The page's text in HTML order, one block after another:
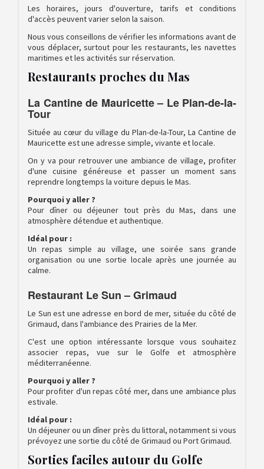
Les horaires, jours d'ouverture, tarifs et conditions
d'accès peuvent varier selon la saison.
Nous vous conseillons de vérifier les informations avant de
vous déplacer, surtout pour les restaurants, les navettes
maritimes et les activités sur réservation.
Restaurants proches du Mas
La Cantine de Mauricette – Le Plan-de-la-
Tour
Située au cœur du village du Plan-de-la-Tour, La Cantine de
Mauricette est une adresse simple, vivante et locale.
On y va pour retrouver une ambiance de village, profiter
d'une cuisine généreuse et passer un moment sans
reprendre longtemps la voiture depuis le Mas.
Pourquoi y aller ?
Pour dîner ou déjeuner tout près du Mas, dans une
atmosphère détendue et authentique.
Idéal pour :
Un repas simple au village, une soirée sans grande
organisation ou une sortie locale après une journée au
calme.
Restaurant Le Sun – Grimaud
Le Sun est une adresse en bord de mer, située du côté de
Grimaud, dans l'ambiance des Prairies de la Mer.
C'est une option intéressante lorsque vous souhaitez
associer repas, vue sur le Golfe et atmosphère
méditerranéenne.
Pourquoi y aller ?
Pour profiter d'un repas côté mer, dans une ambiance plus
estivale.
Idéal pour :
Un déjeuner ou un dîner près du littoral, notamment si vous
prévoyez une sortie du côté de Grimaud ou Port Grimaud.
Sorties faciles autour du Golfe